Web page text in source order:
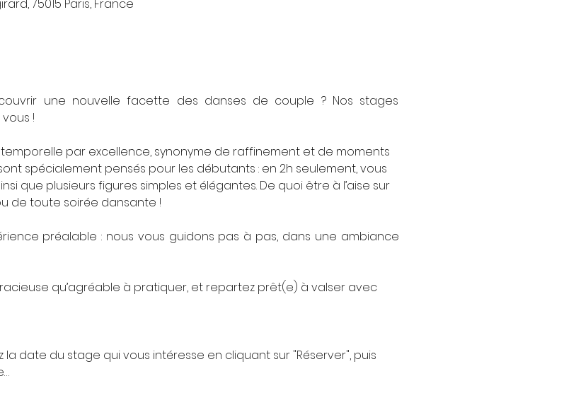
75015 Paris, France
une nouvelle facette des danses de couple ? Nos stages
!
par excellence, synonyme de raffinement et de moments
spécialement pensés pour les débutants : en 2h seulement, vous
que plusieurs figures simples et élégantes. De quoi être à l’aise sur
de toute soirée dansante !
préalable : nous vous guidons pas à pas, dans une ambiance
qu’agréable à pratiquer, et repartez prêt(e) à valser avec
date du stage qui vous intéresse en cliquant sur "Réserver", puis